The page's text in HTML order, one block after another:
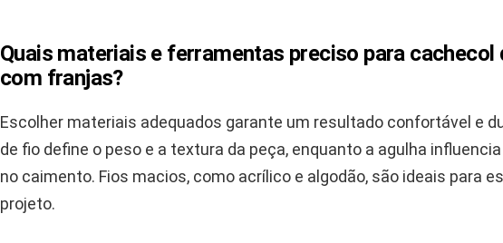
Quais materiais e ferramentas preciso para cachecol
com franjas?
Escolher materiais adequados garante um resultado confortável e
de fio define o peso e a textura da peça, enquanto a agulha
no caimento. Fios macios, como acrílico e algodão, são ideais para
projeto.